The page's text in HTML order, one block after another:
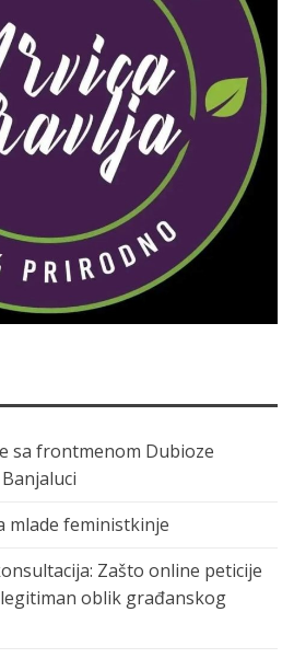
sa frontmenom Dubioze
mlade feministkinje
Zašto online peticije
oblik građanskog